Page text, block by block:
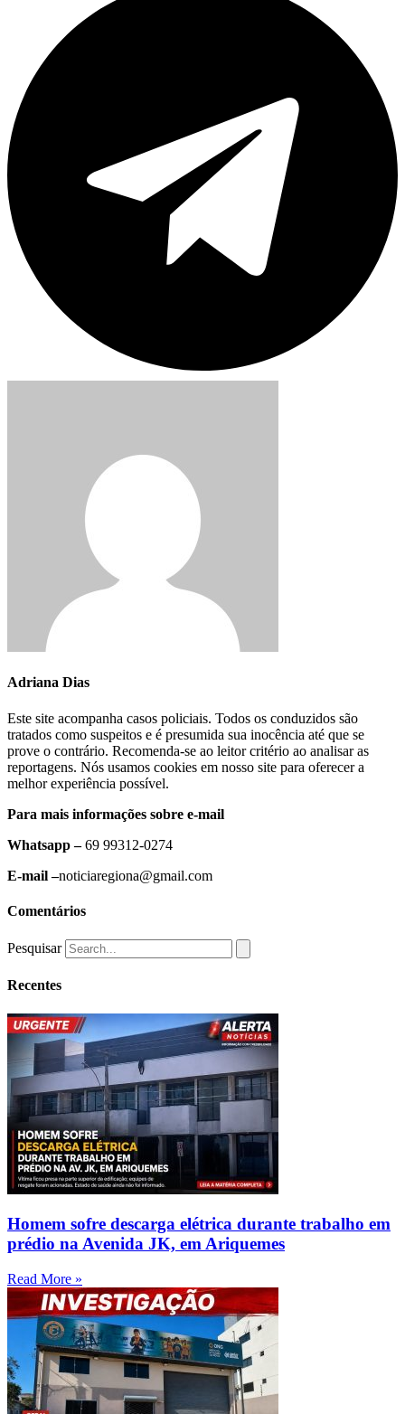
Adriana Dias
Este site acompanha casos policiais. Todos os conduzidos são
tratados como suspeitos e é presumida sua inocência até que se
prove o contrário. Recomenda-se ao leitor critério ao analisar as
reportagens. Nós usamos cookies em nosso site para oferecer a
melhor experiência possível.
Para mais informações sobre e-mail
Whatsapp –69 99312-0274
E-mail –noticiaregiona@gmail.com
Comentários
Pesquisar
Recentes
Homem sofre descarga elétrica durante trabalho em
prédio na Avenida JK, em Ariquemes
Read More »